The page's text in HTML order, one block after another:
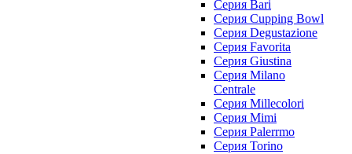
Серия Bari
Серия Cupping Bowl
Серия Degustazione
Серия Favorita
Серия Giustina
Серия Milano
Centrale
Серия Millecolori
Серия Mimi
Серия Palerrmo
Серия Torino